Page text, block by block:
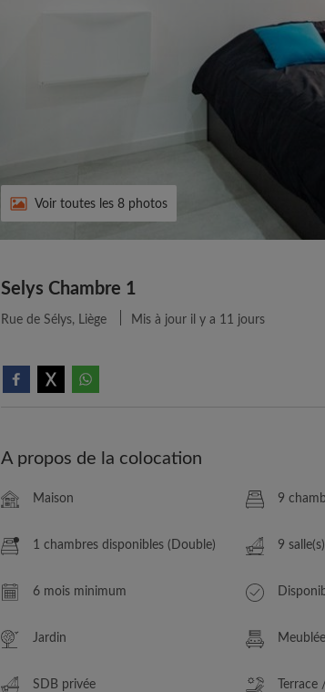
Voir toutes les 8 photos
Selys Chambre 1
Rue de Sélys, Liège Mis à jour il y a 11 jours
A propos de la colocation
Maison 9
1 chambres disponibles (Double) 9
6 mois minimum
Jardin Meublée
SDB privée